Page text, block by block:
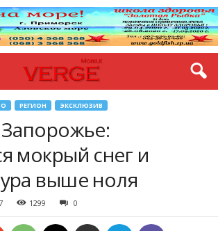
РЕГИОН ЭКСКЛЮЗИВ
мокрый снег и
выше ноля
1299 0